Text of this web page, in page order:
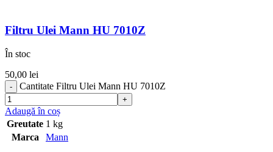
Filtru Ulei Mann HU 7010Z
În stoc
50,00 lei
Cantitate Filtru Ulei Mann HU 7010Z
Adaugă în coș
Greutate 1 kg
Marca
Mann